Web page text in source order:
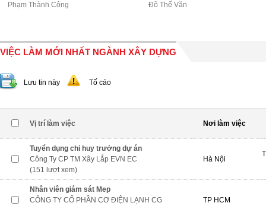
Phạm Thành Công Đõ Thế Văn
VIỆC LÀM MỚI NHẤT NGÀNH XÂY DỰNG
Lưu tin này Tố cáo
Vị trí làm việc Nơi làm việc
Tuyển dụng chỉ huy trưởng dự án
Công Ty CP TM Xây Lắp EVN EC
(151 lượt xem)
Hà Nội
Nhân viên giám sát Mep
CÔNG TY CỔ PHẦN CƠ ĐIỆN LẠNH CG
TP HCM